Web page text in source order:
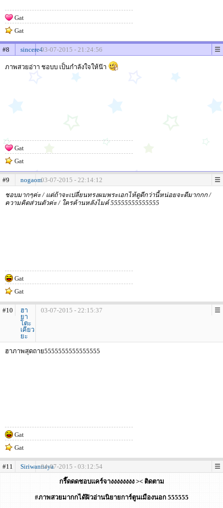
Gat
Gat
#8 sincere403-07-2015 - 21:24:56
ภาพสวยอ่าา ชอบบ เป็นกำลังใจให้น๊า
Gat
Gat
#9 nogaom03-07-2015 - 22:14:12
ชอบมากๆค่ะ / แต่ถ้าจะเปลี่ยนทรงผมพระเอกไห้ดูดีกว่านี้หน่อยจะดีมากกก /
ความคิดส่วนตัวค่ะ / ใครค้านหลังไมค์ 55555555555555
Gat
Gat
#10
ฮา
ยา
โตะ
เคียว
ยะ
03-07-2015 - 22:15:37
ฮาภาพสุดถาย5555555555555555
Gat
Gat
#11 Siriwannaya04-07-2015 - 03:12:54
กรี๊ดดดชอบแคร์จางงงงงงงง >< ติดตาม
#ภาพสวยมากกได้ฝิวอ่านนิยายการ์ตูนเมืองนอก 555555